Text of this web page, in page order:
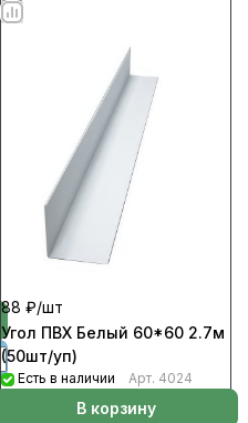
88 ₽/шт
Угол ПВХ Белый 60*60 2.7м
(50шт/уп)
Есть в наличии Арт. 4024
В корзину